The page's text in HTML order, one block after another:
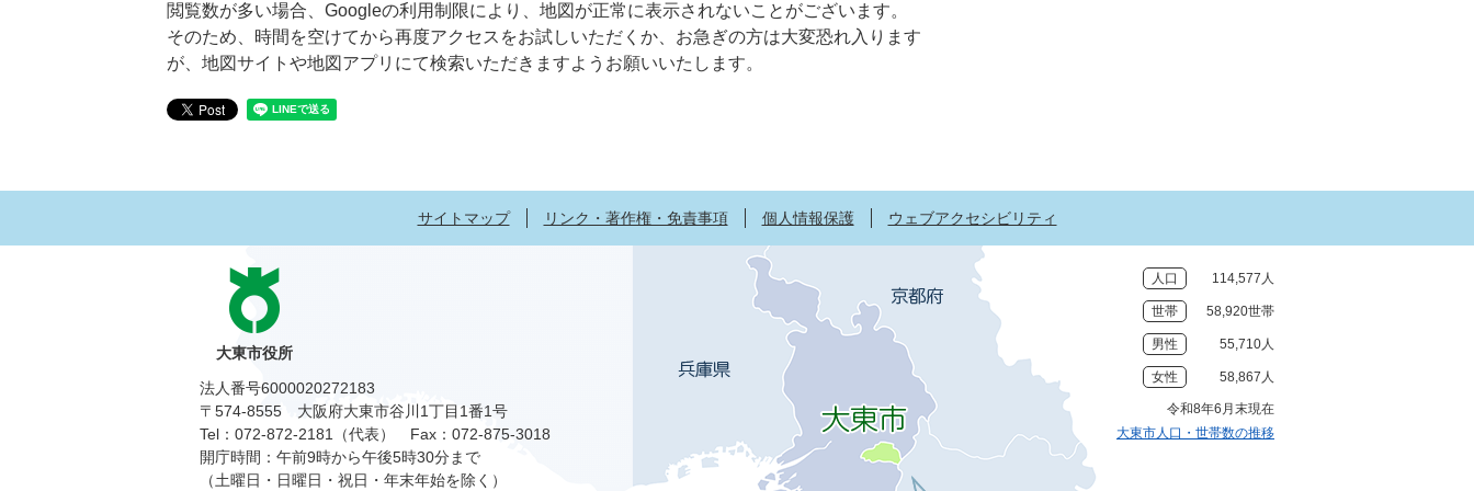
閲覧数が多い場合、Googleの利用制限により、地図が正常に表示されないことがございます。
そのため、時間を空けてから再度アクセスをお試しいただくか、お急ぎの方は大変恐れ入ります
が、地図サイトや地図アプリにて検索いただきますようお願いいたします。
サイトマップ リンク・著作権・免責事項 個人情報保護 ウェブアクセシビリティ
人口 114,577人
世帯 58,920世帯
男性 55,710人
女性 58,867人
令和8年6月末現在
大東市人口・世帯数の推移
大東市役所
法人番号6000020272183
〒574-8555 大阪府大東市谷川1丁目1番1号
Tel：072-872-2181（代表）
Fax：072-875-3018
開庁時間：午前9時から午後5時30分まで
（土曜日・日曜日・祝日・年末年始を除く）